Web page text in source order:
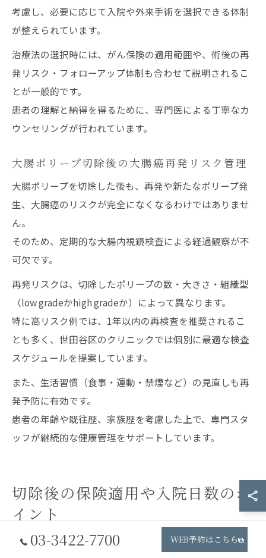
考慮し、必要に応じて入院や外来手術を選択できる体制
が整えられています。
治療法の選択時には、がん保険の適用範囲や、術後の再
発リスク・フォローアップ体制も合わせて説明されるこ
とが一般的です。
患者の理解と納得を得るために、専門医による丁寧なカ
ウンセリングが行われています。
大腸ポリープ切除後の大腸癌再発リスク管理
大腸ポリープを切除した後も、再発や新たなポリープ発
生、大腸癌のリスクが完全になくなるわけではありませ
ん。
そのため、定期的な大腸内視鏡検査による経過観察が不
可欠です。
再発リスクは、切除したポリープの数・大きさ・組織型
（low gradeかhigh gradeか）によって異なります。
特に高リスク例では、1年以内の再検査を推奨されるこ
とも多く、世田谷区のクリニックでは個別に最適な検査
スケジュールを提案しています。
また、生活習慣（食事・運動・禁煙など）の見直しも再
発予防に有効です。
患者の年齢や既往歴、家族歴を考慮した上で、専門スタ
ッフが継続的な健康管理をサポートしています。
切除後の保険適用や入院日数のポ
イント
03-3422-7700 WEB予約はこちら